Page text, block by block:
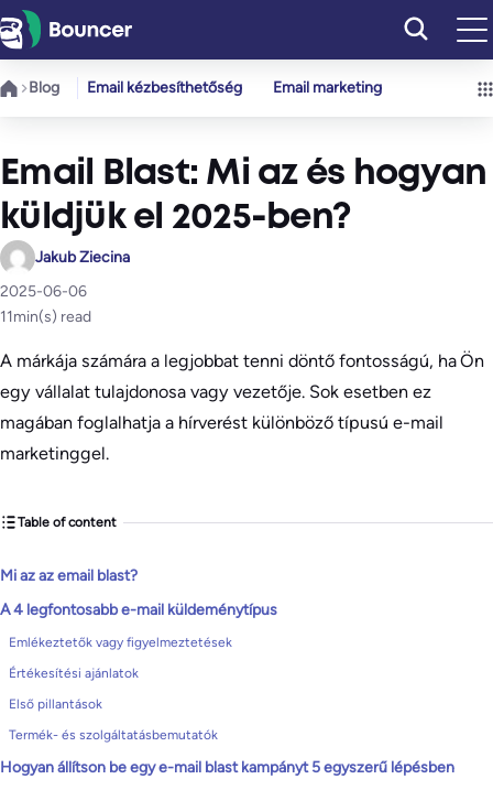
Ugrás
a
tartalomhoz
Blog Email kézbesíthetőség Email marketing
Email Blast: Mi az és hogyan
küldjük el 2025-ben?
Jakub Ziecina
2025-06-06
11min(s) read
A márkája számára a legjobbat tenni döntő fontosságú, ha Ön
egy vállalat tulajdonosa vagy vezetője. Sok esetben ez
magában foglalhatja a hírverést különböző típusú e-mail
marketinggel.
Table of content
Mi az az email blast?
A 4 legfontosabb e-mail küldeménytípus
Emlékeztetők vagy figyelmeztetések
Értékesítési ajánlatok
Első pillantások
Termék- és szolgáltatásbemutatók
Hogyan állítson be egy e-mail blast kampányt 5 egyszerű lépésben